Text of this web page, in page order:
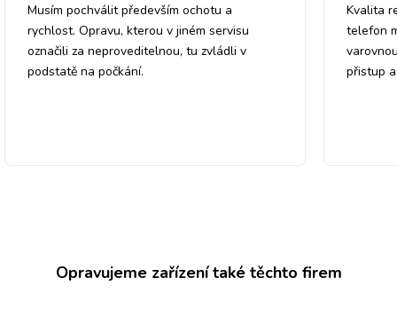
Musím pochválit především ochotu a
rychlost. Opravu, kterou v jiném servisu
označili za neproveditelnou, tu zvládli v
podstatě na počkání.
Kvalita
telefon
přistup
Opravujeme zařízení také těchto firem